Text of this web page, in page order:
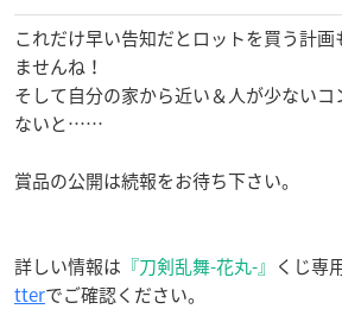
これだけ早い告知だとロットを買う計
ませんね！
そして自分の家から近い＆人が少ない
ないと……
賞品の公開は続報をお待ち下さい。
詳しい情報は 『刀剣乱舞-花丸-』 くじ専
tterでご確認ください。